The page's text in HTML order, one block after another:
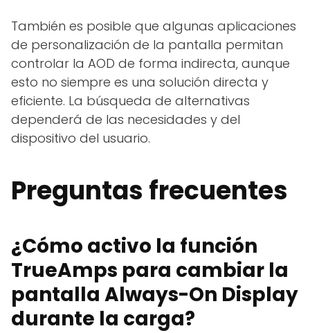
También es posible que algunas aplicaciones
de personalización de la pantalla permitan
controlar la AOD de forma indirecta, aunque
esto no siempre es una solución directa y
eficiente. La búsqueda de alternativas
dependerá de las necesidades y del
dispositivo del usuario.
Preguntas frecuentes
¿Cómo activo la función
TrueAmps para cambiar la
pantalla Always-On Display
durante la carga?